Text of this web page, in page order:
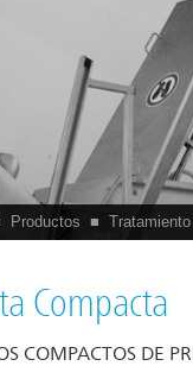
Productos ■
Compacta
COMPACTOS DE